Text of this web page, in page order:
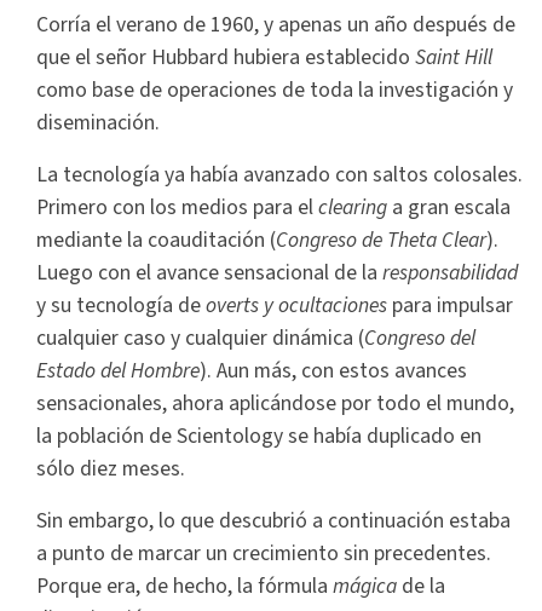
Corría el verano de 1960, y apenas un año después de
que el señor Hubbard hubiera establecido Saint Hill
como base de operaciones de toda la investigación y
diseminación.
La tecnología ya había avanzado con saltos colosales.
Primero con los medios para elclearing a gran escala
mediante la coauditación (Congreso de Theta Clear).
Luego con el avance sensacional de la responsabilidad
y su tecnología deoverts y ocultaciones para impulsar
cualquier caso y cualquier dinámica (Congreso del
Estado del Hombre). Aun más, con estos avances
sensacionales, ahora aplicándose por todo el mundo,
la población de Scientology se había duplicado en
sólo diez meses.
Sin embargo, lo que descubrió a continuación estaba
a punto de marcar un crecimiento sin precedentes.
Porque era, de hecho, la fórmula mágica de la